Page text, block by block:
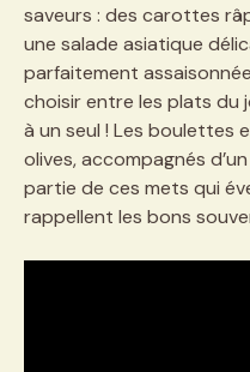
saveurs : des carottes
une salade asiatique
parfaitement
choisir entre les plats du
à un seul ! Les boulettes
olives, accompagnés
partie de ces mets qui
rappellent les bons